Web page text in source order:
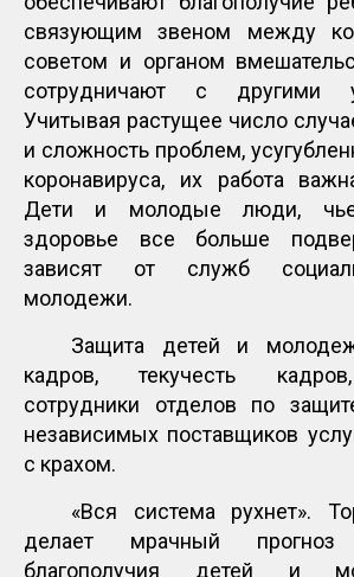
связующим звеном между
советом и органом
сотрудничают с другими
Учитывая растущее число
и сложность проблем,
коронавируса, их работа
Дети и молодые люди, чье
здоровье все больше
зависят от служб
молодежи.
Защита детей и
кадров, текучесть
сотрудники отделов по
независимых поставщиков
с крахом.
«Вся система рухнет».
делает мрачный прогноз
благополучия детей и